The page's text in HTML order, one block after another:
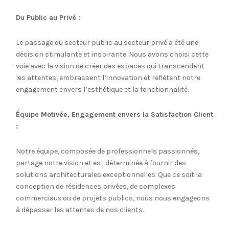
Du Public au Privé :
Le passage du secteur public au secteur privé a été une
décision stimulante et inspirante. Nous avons choisi cette
voie avec la vision de créer des espaces qui transcendent
les attentes, embrassent l’innovation et reflètent notre
engagement envers l’esthétique et la fonctionnalité.
Équipe Motivée, Engagement envers la Satisfaction Client
:
Notre équipe, composée de professionnels passionnés,
partage notre vision et est déterminée à fournir des
solutions architecturales exceptionnelles. Que ce soit la
conception de résidences privées, de complexes
commerciaux ou de projets publics, nous nous engageons
à dépasser les attentes de nos clients.